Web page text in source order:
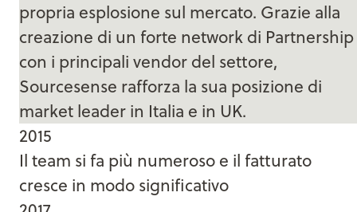
propria esplosione sul mercato. Grazie alla
creazione di un forte network di Partnership
con i principali vendor del settore,
Sourcesense rafforza la sua posizione di
market leader in Italia e in UK.
2015
Il team si fa più numeroso e il fatturato
cresce in modo significativo